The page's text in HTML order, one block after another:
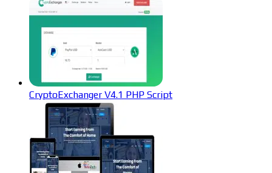
CryptoExchanger V4.1 PHP Script